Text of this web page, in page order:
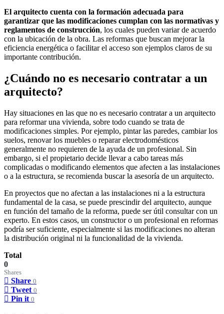
El arquitecto cuenta con la formación adecuada para
garantizar que las modificaciones cumplan con las normativas y
reglamentos de construcción, los cuales pueden variar de acuerdo
con la ubicación de la obra. Las reformas que buscan mejorar la
eficiencia energética o facilitar el acceso son ejemplos claros de su
importante contribución.
¿Cuándo no es necesario contratar a un
arquitecto?
Hay situaciones en las que no es necesario contratar a un arquitecto
para reformar una vivienda, sobre todo cuando se trata de
modificaciones simples. Por ejemplo, pintar las paredes, cambiar los
suelos, renovar los muebles o reparar electrodomésticos
generalmente no requieren de la ayuda de un profesional. Sin
embargo, si el propietario decide llevar a cabo tareas más
complicadas o modificando elementos que afecten a las instalaciones
o a la estructura, se recomienda buscar la asesoría de un arquitecto.
En proyectos que no afectan a las instalaciones ni a la estructura
fundamental de la casa, se puede prescindir del arquitecto, aunque
en función del tamaño de la reforma, puede ser útil consultar con un
experto. En estos casos, un constructor o un profesional en reformas
podría ser suficiente, especialmente si las modificaciones no alteran
la distribución original ni la funcionalidad de la vivienda.
Total
0
Shares
Share 0
Tweet 0
Pin it 0